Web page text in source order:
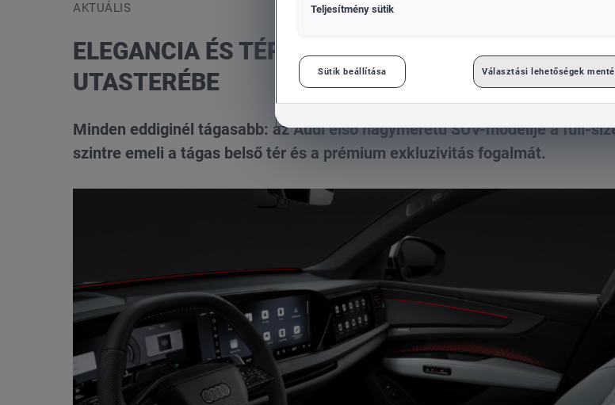
AKTUÁLIS
ELEGANCIA ÉS TÉR: ELSŐ PILLANTÁS AZ ÚJ AUDI
UTASTERÉBE
Minden eddiginél tágasabb: az Audi első nagyméretű SUV-modellje a full-
szintre emeli a tágas belső tér és a prémium exkluzivitás fogalmát.
Teljesítmény sütik
Sütik beállítása Választási lehetőségek